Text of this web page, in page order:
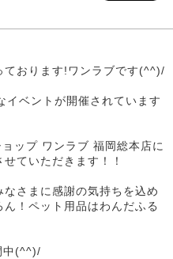
ております!ワンラブです(^^)/
イベントが開催されています
ップ ワンラブ 福岡総本店に
ていただきます！！
さまに感謝の気持ちを込め
！ペット用品はわんだふる
中(^^)/